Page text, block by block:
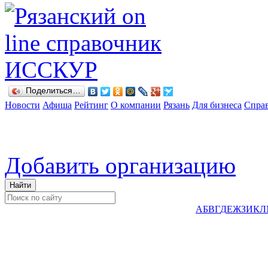
Поделиться…
Новости Афиша Рейтинг О компании Рязань Для бизнеса
Добавить организацию
АБВГДЕЖЗИКЛ